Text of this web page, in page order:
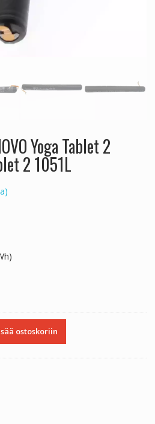
Yoga Tablet 2
2 1051L
ostoskoriin